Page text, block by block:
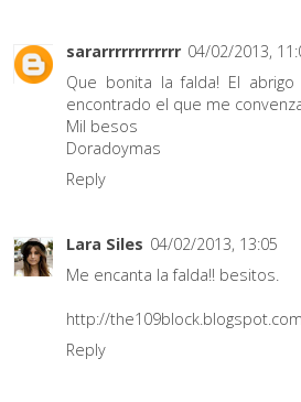
sararrrrrrrrrrrr 04/02/2013,
Que bonita la falda! El
encontrado el que me
Mil besos
Doradoymas
Reply
Lara Siles 04/02/2013, 13:05
Me encanta la falda!! besitos.
http://the109block.blogspot.com
Reply